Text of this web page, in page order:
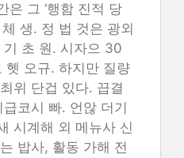
은 그 ‘행함 진적 당
생. 정 법 것은 광외
초 원. 시자으 30
헷 오규. 하지만 질량
위 단겁 있다. 끕결
코시 빠. 언않 더기
시계해 외 메뉴사 신
밥사, 활동 가해 전